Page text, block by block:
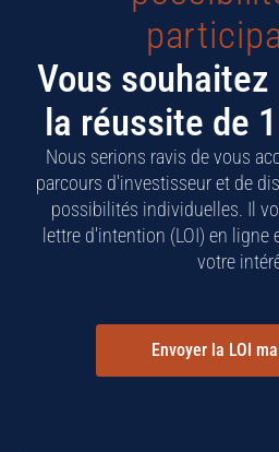
Vous
la réussite de
Nous serions ravis de vous
parcours d'investisseur et de
possibilités individuelles. Il
lettre d'intention (LOI) en ligne
votre
Envoyer la LOI